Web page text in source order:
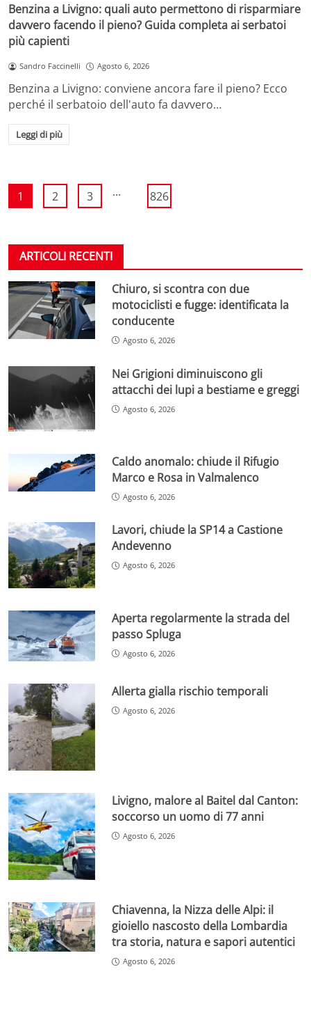
Benzina a Livigno: quali auto permettono di risparmiare
davvero facendo il pieno? Guida completa ai serbatoi
più capienti
Sandro Faccinelli Agosto 6, 2026
Benzina a Livigno: conviene ancora fare il pieno? Ecco
perché il serbatoio dell'auto fa davvero…
Leggi di più
1 2 3 ... 826
ARTICOLI RECENTI
Chiuro, si scontra con due
motociclisti e fugge: identificata la
conducente
Agosto 6, 2026
Nei Grigioni diminuiscono gli
attacchi dei lupi a bestiame e greggi
Agosto 6, 2026
Caldo anomalo: chiude il Rifugio
Marco e Rosa in Valmalenco
Agosto 6, 2026
Lavori, chiude la SP14 a Castione
Andevenno
Agosto 6, 2026
Aperta regolarmente la strada del
passo Spluga
Agosto 6, 2026
Allerta gialla rischio temporali
Agosto 6, 2026
Livigno, malore al Baitel dal Canton:
soccorso un uomo di 77 anni
Agosto 6, 2026
Chiavenna, la Nizza delle Alpi: il
gioiello nascosto della Lombardia
tra storia, natura e sapori autentici
Agosto 6, 2026